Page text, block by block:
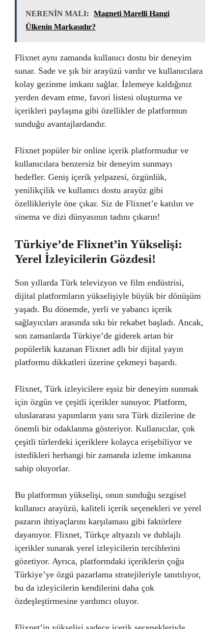
NERENİN MALI:
Magneti Marelli Hangi
Ülkenin Markasıdır?
Flixnet aynı zamanda kullanıcı dostu bir deneyim
sunar. Sade ve şık bir arayüzü vardır ve kullanıcılara
kolay gezinme imkanı sağlar. İzlemeye kaldığınız
yerden devam etme, favori listesi oluşturma ve
içerikleri paylaşma gibi özellikler de platformun
sunduğu avantajlardandır.
Flixnet popüler bir online içerik platformudur ve
kullanıcılara benzersiz bir deneyim sunmayı
hedefler. Geniş içerik yelpazesi, özgünlük,
yenilikçilik ve kullanıcı dostu arayüz gibi
özellikleriyle öne çıkar. Siz de Flixnet’e katılın ve
sinema ve dizi dünyasının tadını çıkarın!
Türkiye’de Flixnet’in Yükselişi:
Yerel İzleyicilerin Gözdesi!
Son yıllarda Türk televizyon ve film endüstrisi,
dijital platformların yükselişiyle büyük bir dönüşüm
yaşadı. Bu dönemde, yerli ve yabancı içerik
sağlayıcıları arasında sıkı bir rekabet başladı. Ancak,
son zamanlarda Türkiye’de giderek artan bir
popülerlik kazanan Flixnet adlı bir dijital yayın
platformu dikkatleri üzerine çekmeyi başardı.
Flixnet, Türk izleyicilere eşsiz bir deneyim sunmak
için özgün ve çeşitli içerikler sunuyor. Platform,
uluslararası yapımların yanı sıra Türk dizilerine de
önemli bir odaklanma gösteriyor. Kullanıcılar, çok
çeşitli türlerdeki içeriklere kolayca erişebiliyor ve
istedikleri herhangi bir zamanda izleme imkanına
sahip oluyorlar.
Bu platformun yükselişi, onun sunduğu sezgisel
kullanıcı arayüzü, kaliteli içerik seçenekleri ve yerel
pazarın ihtiyaçlarını karşılaması gibi faktörlere
dayanıyor. Flixnet, Türkçe altyazılı ve dublajlı
içerikler sunarak yerel izleyicilerin tercihlerini
gözetiyor. Ayrıca, platformdaki içeriklerin çoğu
Türkiye’ye özgü pazarlama stratejileriyle tanıtılıyor,
bu da izleyicilerin kendilerini daha çok
özdeşleştirmesine yardımcı oluyor.